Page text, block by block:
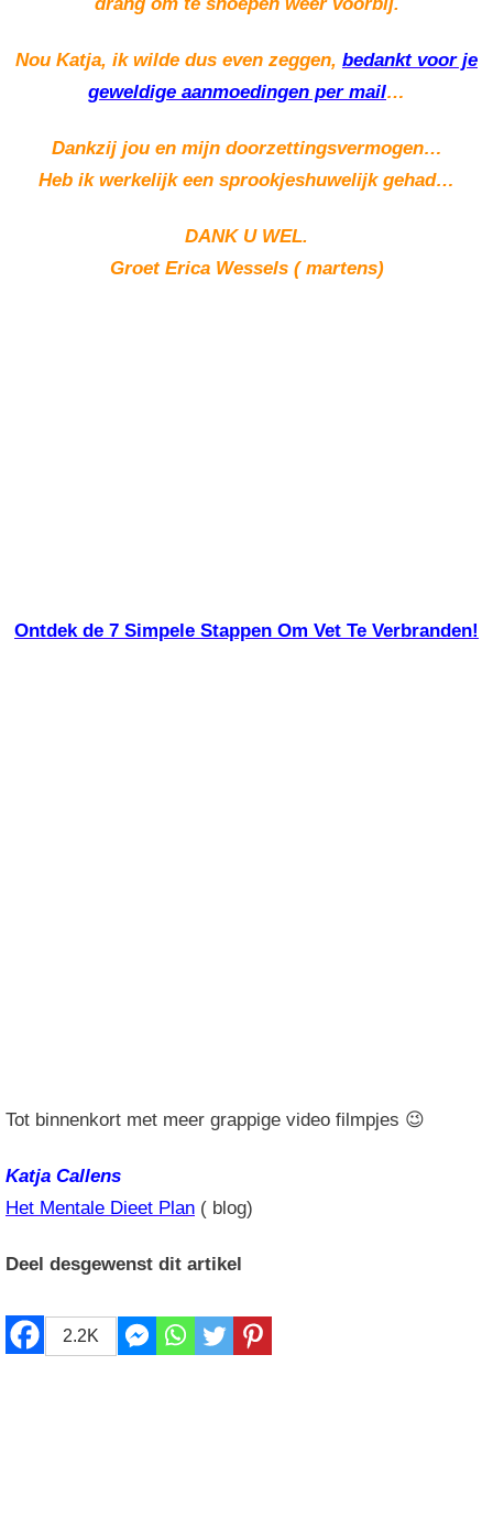
Nou Katja, ik wilde dus even zeggen, bedankt voor je
geweldige aanmoedingen per mail…
Dankzij jou en mijn doorzettingsvermogen…
Heb ik werkelijk een sprookjeshuwelijk gehad…
DANK U WEL.
Groet Erica Wessels ( martens)
Ontdek de 7 Simpele Stappen Om Vet Te Verbranden!
Tot binnenkort met meer grappige video filmpjes 😉
Katja Callens
Het Mentale Dieet Plan ( blog)
Deel desgewenst dit artikel
2.2K